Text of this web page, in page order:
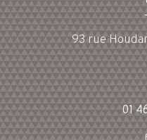
93 rue
01